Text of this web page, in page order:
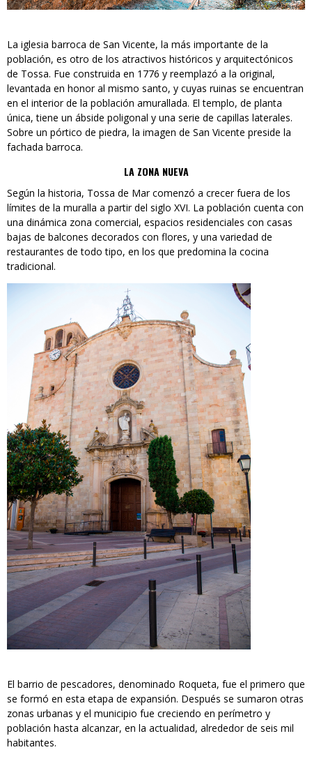
La iglesia barroca de San Vicente, la más importante de la
población, es otro de los atractivos históricos y arquitectónicos
de Tossa. Fue construida en 1776 y reemplazó a la original,
levantada en honor al mismo santo, y cuyas ruinas se encuentran
en el interior de la población amurallada. El templo, de planta
única, tiene un ábside poligonal y una serie de capillas laterales.
Sobre un pórtico de piedra, la imagen de San Vicente preside la
fachada barroca.
LA ZONA NUEVA
Según la historia, Tossa de Mar comenzó a crecer fuera de los
límites de la muralla a partir del siglo XVI. La población cuenta con
una dinámica zona comercial, espacios residenciales con casas
bajas de balcones decorados con flores, y una variedad de
restaurantes de todo tipo, en los que predomina la cocina
tradicional.
El barrio de pescadores, denominado Roqueta, fue el primero que
se formó en esta etapa de expansión. Después se sumaron otras
zonas urbanas y el municipio fue creciendo en perímetro y
población hasta alcanzar, en la actualidad, alrededor de seis mil
habitantes.